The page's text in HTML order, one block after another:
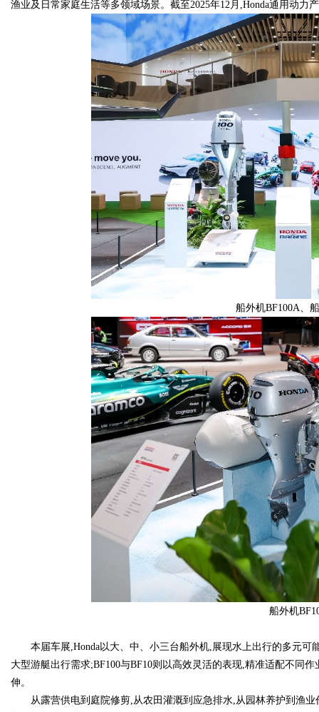
渔业及日常家庭生活等多领域场景。截至2025年12月,Honda通用动力
船外机BF100A、
船外机
本届车展,Honda以大、中、小三台船外机,展现水上出行的多元
大型游艇出行需求;BF100与BF10则以高效灵活的表现,精准适配不同
伸。
从露营供电到庭院修剪,从农田灌溉到应急排水,从园林养护到渔